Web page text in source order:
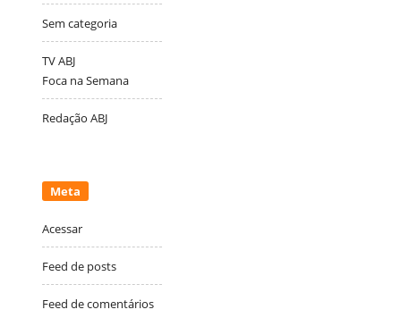
Sem categoria
TV ABJ
Foca na Semana
Redação ABJ
Meta
Acessar
Feed de posts
Feed de comentários